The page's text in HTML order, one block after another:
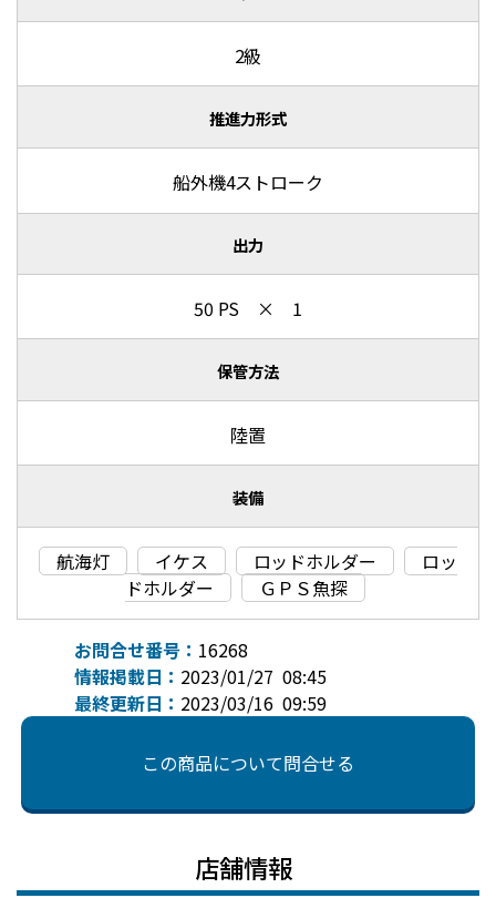
2級
推進力形式
船外機4ストローク
出力
50 PS × 1
保管方法
陸置
装備
航海灯 イケス ロッドホルダー
ロッ
ドホルダー
ＧＰＳ魚探
お問合せ番号： 16268
情報掲載日： 2023/01/27 08:45
最終更新日： 2023/03/16 09:59
この商品について問合せる
店舗情報